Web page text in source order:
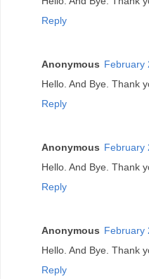
Reply
Anonymous February
Hello. And Bye. Thank
Reply
Anonymous February
Hello. And Bye. Thank
Reply
Anonymous February
Hello. And Bye. Thank
Reply